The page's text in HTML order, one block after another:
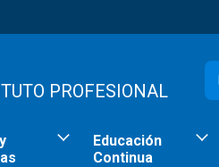
PROFESIONAL
Educación
Continua